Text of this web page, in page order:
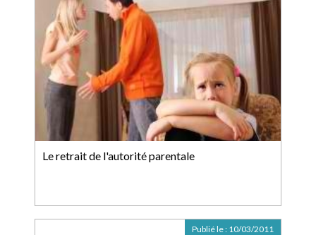
Le retrait de l'autorité parentale
Publié le : 10/03/2011